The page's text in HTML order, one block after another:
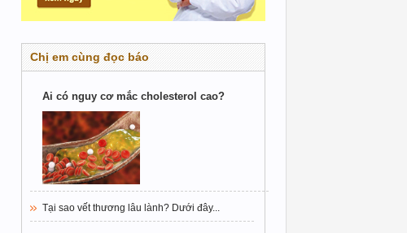
Chị em cùng đọc báo
Ai có nguy cơ mắc cholesterol cao?
Tại sao vết thương lâu lành? Dưới đây...